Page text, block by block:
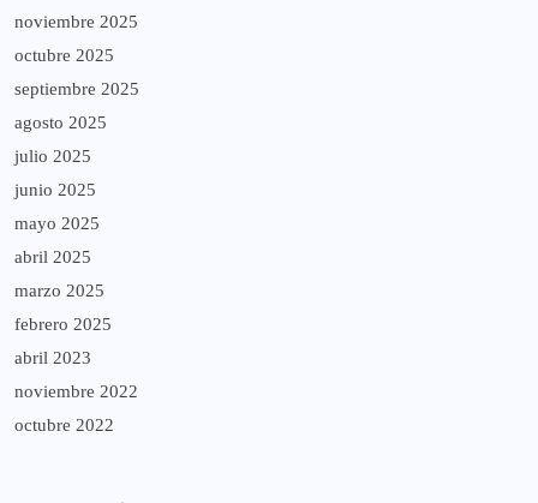
noviembre 2025
octubre 2025
septiembre 2025
agosto 2025
julio 2025
junio 2025
mayo 2025
abril 2025
marzo 2025
febrero 2025
abril 2023
noviembre 2022
octubre 2022